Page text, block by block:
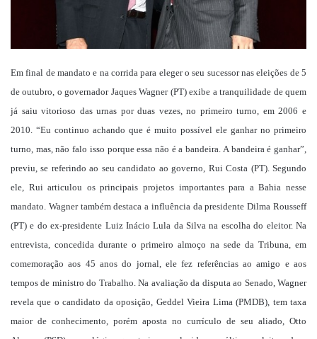
Em final de mandato e na corrida para eleger o seu sucessor nas eleições de 5
de outubro, o governador Jaques Wagner (PT) exibe a tranquilidade de quem
já saiu vitorioso das urnas por duas vezes, no primeiro turno, em 2006 e
2010. “Eu continuo achando que é muito possível ele ganhar no primeiro
turno, mas, não falo isso porque essa não é a bandeira. A bandeira é ganhar”,
previu, se referindo ao seu candidato ao governo, Rui Costa (PT). Segundo
ele, Rui articulou os principais projetos importantes para a Bahia nesse
mandato. Wagner também destaca a influência da presidente Dilma Rousseff
(PT) e do ex-presidente Luiz Inácio Lula da Silva na escolha do eleitor. Na
entrevista, concedida durante o primeiro almoço na sede da Tribuna, em
comemoração aos 45 anos do jornal, ele fez referências ao amigo e aos
tempos de ministro do Trabalho. Na avaliação da disputa ao Senado, Wagner
revela que o candidato da oposição, Geddel Vieira Lima (PMDB), tem taxa
maior de conhecimento, porém aposta no currículo de seu aliado, Otto